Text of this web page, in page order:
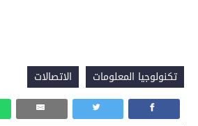
تكنولوجيا المعلومات الاتصالات